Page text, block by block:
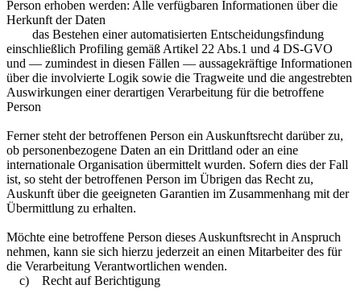
Person erhoben werden: Alle verfügbaren Informationen über die
Herkunft der Daten
das Bestehen einer automatisierten Entscheidungsfindung
einschließlich Profiling gemäß Artikel 22 Abs.1 und 4 DS-GVO
und — zumindest in diesen Fällen — aussagekräftige Informationen
über die involvierte Logik sowie die Tragweite und die angestrebten
Auswirkungen einer derartigen Verarbeitung für die betroffene
Person
Ferner steht der betroffenen Person ein Auskunftsrecht darüber zu,
ob personenbezogene Daten an ein Drittland oder an eine
internationale Organisation übermittelt wurden. Sofern dies der Fall
ist, so steht der betroffenen Person im Übrigen das Recht zu,
Auskunft über die geeigneten Garantien im Zusammenhang mit der
Übermittlung zu erhalten.
Möchte eine betroffene Person dieses Auskunftsrecht in Anspruch
nehmen, kann sie sich hierzu jederzeit an einen Mitarbeiter des für
die Verarbeitung Verantwortlichen wenden.
c) Recht auf Berichtigung